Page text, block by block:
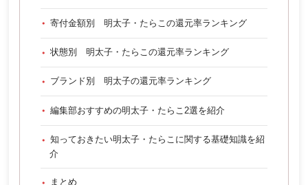
寄付金額別 明太子・たらこの還元率ランキング
状態別 明太子・たらこの還元率ランキング
ブランド別 明太子の還元率ランキング
編集部おすすめの明太子・たらこ2選を紹介
知っておきたい明太子・たらこに関する基礎知識を紹
介
まとめ